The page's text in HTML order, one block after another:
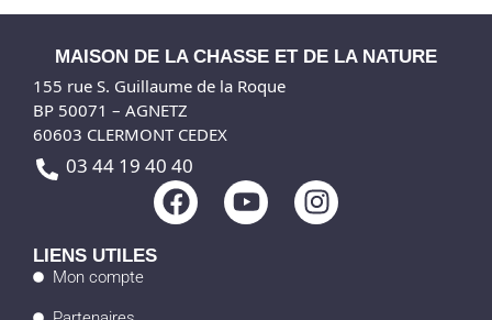
MAISON DE LA CHASSE ET DE LA NATURE
155 rue S. Guillaume de la Roque
BP 50071 – AGNETZ
60603 CLERMONT CEDEX
03 44 19 40 40
F
a
Y
o
I
n
LIENS UTILES
Mon compte